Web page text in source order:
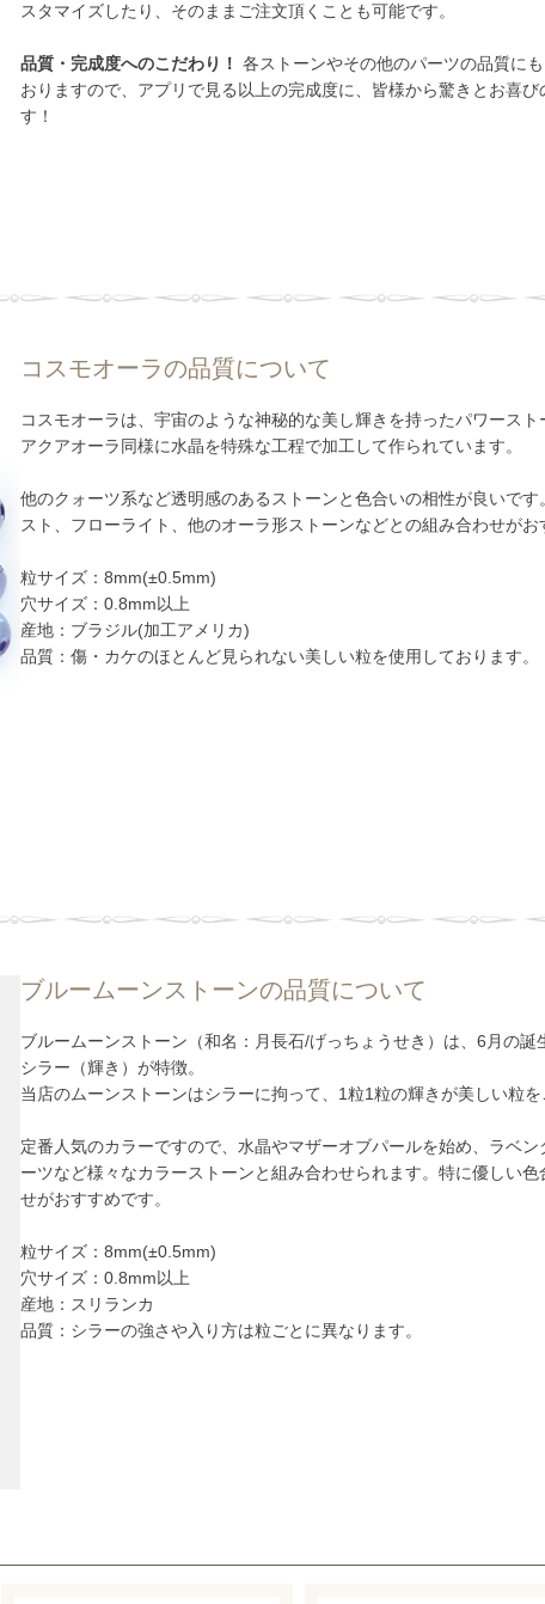
スタマイズしたり、そのままご注文頂くことも可能です。
品質・完成度へのこだわり！ 各ストーンやその他のパーツの品質に
おりますので、アプリで見る以上の完成度に、皆様から驚きとお喜び
す！
コスモオーラの品質について
コスモオーラは、宇宙のような神秘的な美し輝きを持ったパワースト
アクアオーラ同様に水晶を特殊な工程で加工して作られています。
他のクォーツ系など透明感のあるストーンと色合いの相性が良いで
スト、フローライト、他のオーラ形ストーンなどとの組み合わせがお
粒サイズ：8mm(±0.5mm)
穴サイズ：0.8mm以上
産地：ブラジル(加工アメリカ)
品質：傷・カケのほとんど見られない美しい粒を使用しております。
ブルームーンストーンの品質について
ブルームーンストーン（和名：月長石/げっちょうせき）は、6月の誕
シラー（輝き）が特徴。
当店のムーンストーンはシラーに拘って、1粒1粒の輝きが美しい粒を
定番人気のカラーですので、水晶やマザーオブパールを始め、ラベ
ーツなど様々なカラーストーンと組み合わせられます。特に優しい
せがおすすめです。
粒サイズ：8mm(±0.5mm)
穴サイズ：0.8mm以上
産地：スリランカ
品質：シラーの強さや入り方は粒ごとに異なります。